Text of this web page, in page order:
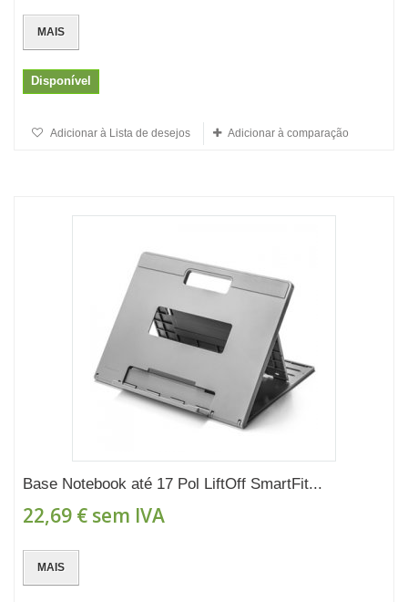
MAIS
Disponível
Adicionar à Lista de desejos Adicionar à comparação
Base Notebook até 17 Pol LiftOff SmartFit...
22,69 € sem IVA
MAIS